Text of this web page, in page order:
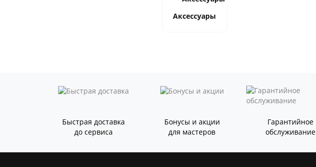
Аксессуары
Быстрая доставка
до сервиса
Бонусы и акции
для мастеров
Гарантийное
обслуживание